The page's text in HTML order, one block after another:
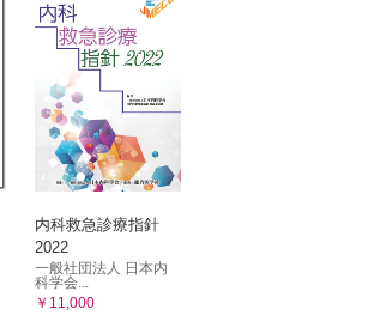
内科救急診療指針
2022
一般社団法人 日本内
科学会...
￥11,000